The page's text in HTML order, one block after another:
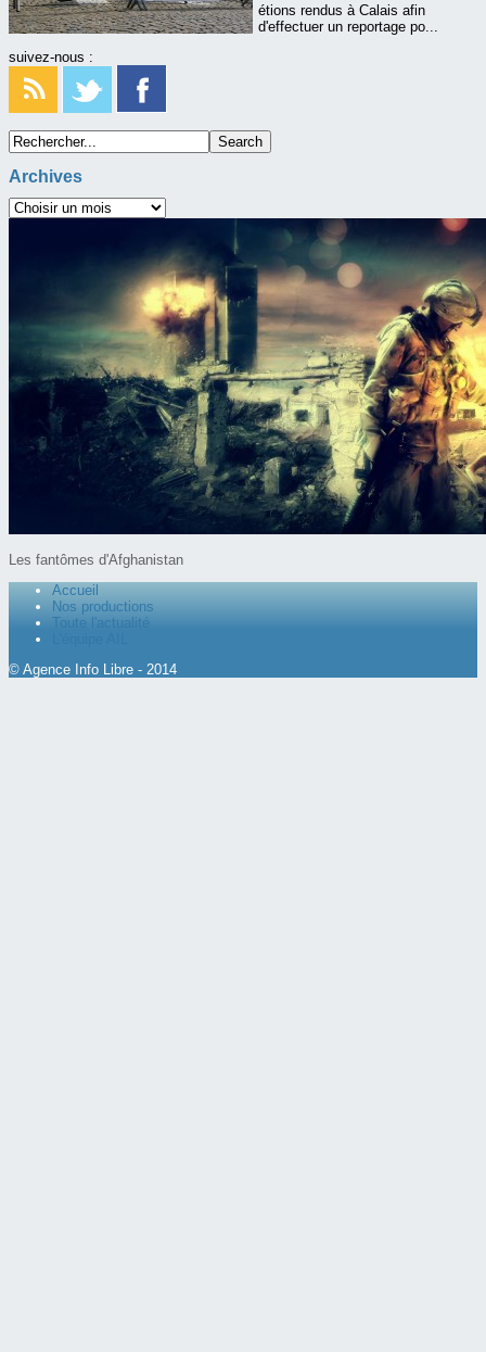
étions rendus à Calais afin
d'effectuer un reportage po...
suivez-nous :
Archives
Les fantômes d'Afghanistan
Accueil
Nos productions
Toute l'actualité
© Agence Info Libre - 2014